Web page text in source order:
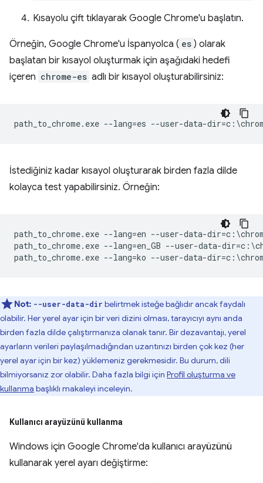
Kısayolu çift tıklayarak Google Chrome'u başlatın.
Örneğin, Google Chrome'u İspanyolca ( es ) olarak
başlatan bir kısayol oluşturmak için aşağıdaki hedefi
içeren chrome-es adlı bir kısayol oluşturabilirsiniz:
İstediğiniz kadar kısayol oluşturarak birden fazla dilde
kolayca test yapabilirsiniz. Örneğin:
path_to_chrome.exe --lang=en --user-data-
path_to_chrome.exe --lang=en_GB --user-data-
Not: --user-data-dir belirtmek isteğe bağlıdır ancak faydalı
olabilir. Her yerel ayar için bir veri dizini olması, tarayıcıyı aynı anda
birden fazla dilde çalıştırmanıza olanak tanır. Bir dezavantajı, yerel
ayarların verileri paylaşılmadığından uzantınızı birden çok kez (her
yerel ayar için bir kez) yüklemeniz gerekmesidir. Bu durum, dili
bilmiyorsanız zor olabilir. Daha fazla bilgi için Profil oluşturma ve
kullanma başlıklı makaleyi inceleyin.
Kullanıcı arayüzünü kullanma
Windows için Google Chrome'da kullanıcı arayüzünü
kullanarak yerel ayarı değiştirme: